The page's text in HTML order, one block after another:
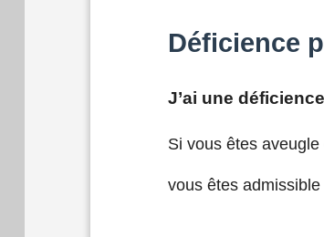
Déficience
J’ai une
Si vous êtes
vous êtes